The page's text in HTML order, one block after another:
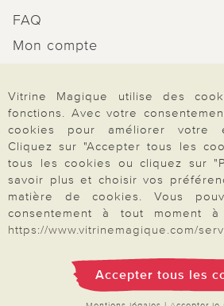
FAQ
Mon compte
Demande de catalogue
Données personnelles
Droit de rétractation
Rétractation
Paiement & Livraison
Vitrine Magique utilise des
fonctions. Avec votre
cookies pour améliorer votre
Cliquez sur "Accepter tous les
tous les cookies ou cliquez sur
savoir plus et choisir vos
matière de cookies. Vous
consentement à tout moment à
https://www.vitrinemagique.com/
Accepter tous les